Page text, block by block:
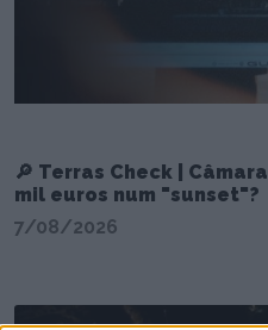
🔎 Terras Check |
mil euros num "sunset"?
7/08/2026